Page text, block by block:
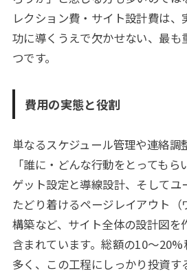
レクション費・サイト設計費は
功に導くうえで欠かせない、最も
つです。
費用の実態と役割
単なるスケジュール管理や連絡調
「誰に・どんな行動をとっても
ゲット設定と導線設計、そしてユ
たどり着けるページレイアウト（
構築など、サイト全体の設計図を
含まれています。総額の10〜
多く、この工程にしっかり投資す